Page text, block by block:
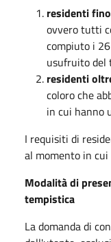
residenti
ovvero tutti
compiuto i
usufruito del
residenti
coloro che
in cui hanno
I requisiti di
al momento in
Modalità di
tempistica
La domanda di